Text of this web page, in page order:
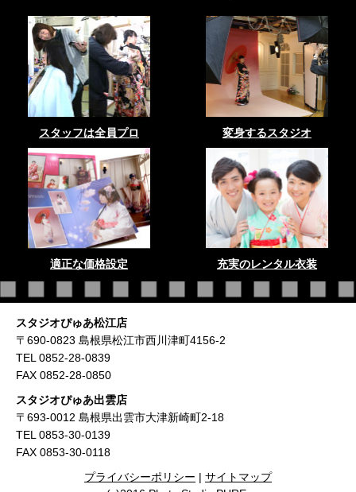
スタッフは全員プロ 変身するスタジオ
適正な価格設定 充実のレンタル衣装
スタジオぴゅあ松江店
〒690-0823 島根県松江市西川津町4156-2
TEL 0852-28-0839
FAX 0852-28-0850
スタジオぴゅあ出雲店
〒693-0012 島根県出雲市大津新崎町2-18
TEL 0853-30-0139
FAX 0853-30-0118
プライバシーポリシー | サイトマップ